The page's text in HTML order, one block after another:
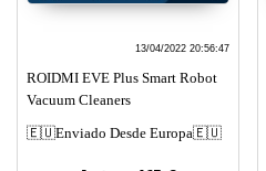
13/04/2022 20:56:47
ROIDMI EVE Plus Smart Robot
Vacuum Cleaners
🇪🇺Enviado Desde Europa🇪🇺